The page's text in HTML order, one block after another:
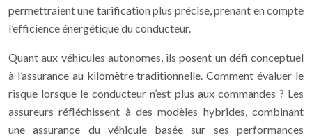
permettraient une tarification plus précise, prenant en compte
l’efficience énergétique du conducteur.
Quant aux véhicules autonomes, ils posent un défi conceptuel
à l’assurance au kilomètre traditionnelle. Comment évaluer le
risque lorsque le conducteur n’est plus aux commandes ? Les
assureurs réfléchissent à des modèles hybrides, combinant
une assurance du véhicule basée sur ses performances